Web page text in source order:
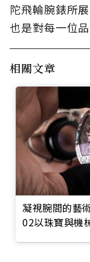
陀飛輪腕錶所
也是對每一位
相關文章
凝視腕間的藝術殿堂
02以珠寶與機